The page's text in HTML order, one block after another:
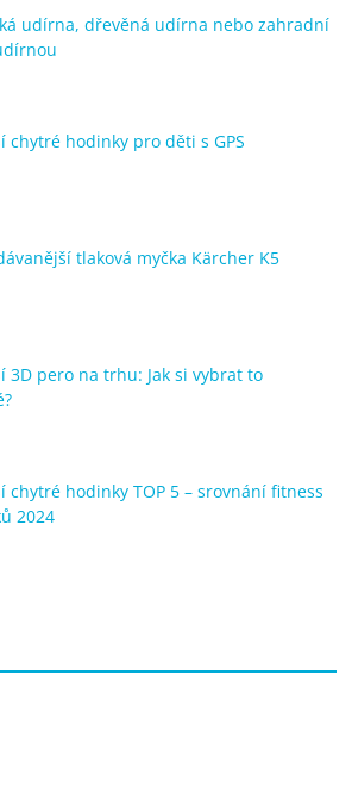
udírna, dřevěná udírna nebo zahradní
chytré hodinky pro děti s GPS
tlaková myčka Kärcher K5
3D pero na trhu: Jak si vybrat to
chytré hodinky TOP 5 – srovnání fitness
2024